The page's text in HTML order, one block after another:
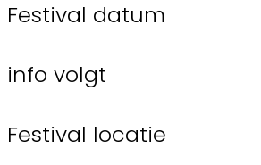
Festival datum
info volgt
Festival locatie